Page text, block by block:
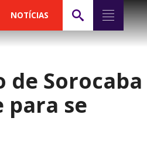
NOTÍCIAS
Sorocaba
se